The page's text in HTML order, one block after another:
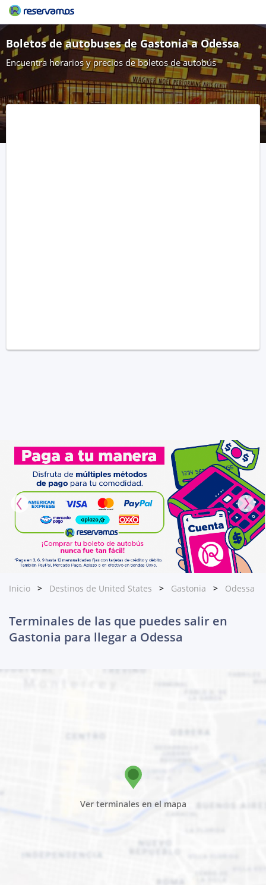
Boletos de autobuses de Gastonia a Odessa
Encuentra horarios y precios de boletos de autobús
Inicio Destinos de United States Gastonia Odessa
Terminales de las que puedes salir en
Gastonia para llegar a Odessa
Ver terminales en el mapa